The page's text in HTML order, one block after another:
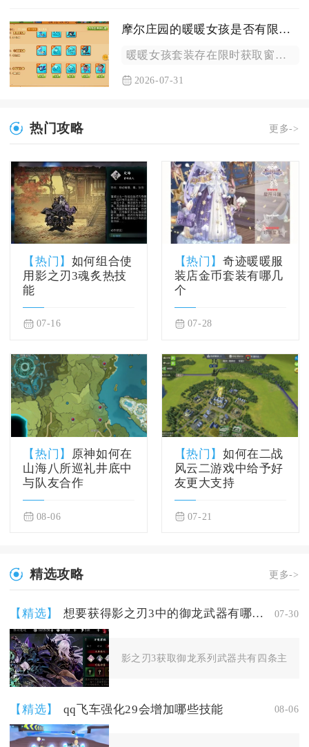
摩尔庄园的暖暖女孩是否有限时获取的机会
暖暖女孩套装存在限时获取窗口，该套装常驻抽取渠道仅闪光扭蛋机...
2026-07-31
热门攻略 更多->
【热门】 如何组合使
用影之刃3魂炙热技
能
07-16
【热门】奇迹暖暖服
装店金币套装有哪几
个
07-28
【热门】
原神如何在
山海八所巡礼井底中
与队友合作
08-06
【热门】如何在二战
风云二游戏中给予好
友更大支持
07-21
精选攻略 更多->
【精选】 想要获得影之刃3中的御龙武器有哪些方法 07-30
影之刃3获取御龙系列武器共有四条主流
【精选】 qq飞车强化29会增加哪些技能 08-06